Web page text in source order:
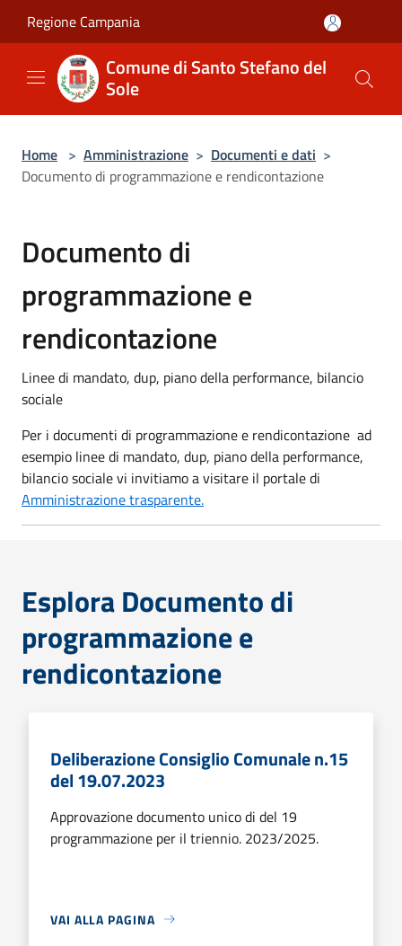
Regione Campania
Comune di Santo Stefano del
Sole
Home > Amministrazione > Documenti e dati >
Documento di programmazione e rendicontazione
Documento di
programmazione e
rendicontazione
Linee di mandato, dup, piano della performance, bilancio
sociale
Per i documenti di programmazione e rendicontazione ad
esempio linee di mandato, dup, piano della performance,
bilancio sociale vi invitiamo a visitare il portale di
Amministrazione trasparente.
Esplora Documento di
programmazione e
rendicontazione
Deliberazione Consiglio Comunale n.15
del 19.07.2023
Approvazione documento unico di del 19
programmazione per il triennio. 2023/2025.
VAI ALLA PAGINA